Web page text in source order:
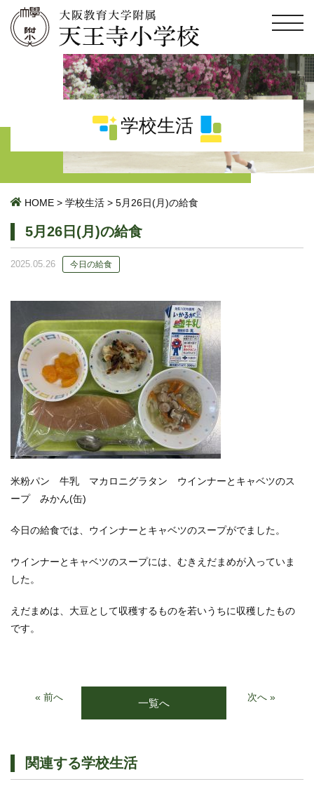
学校生活
HOME > 学校生活 > 5月26日(月)の給食
5月26日(月)の給食
2025.05.26 今日の給食
米粉パン 牛乳 マカロニグラタン ウインナーとキャベツのス
ープ みかん(缶)
今日の給食では、ウインナーとキャベツのスープがでました。
ウインナーとキャベツのスープには、むきえだまめが入っていま
した。
えだまめは、大豆として収穫するものを若いうちに収穫したもの
です。
« 前へ 一覧へ 次へ »
関連する学校生活